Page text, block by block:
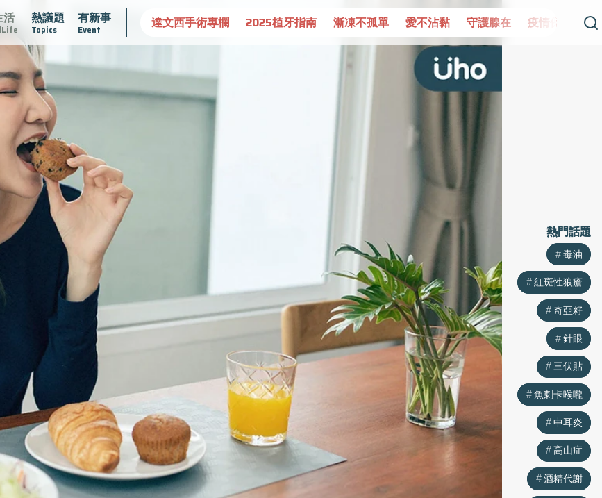
活 熱議題
Topics
有新事
Event
守護骨骼健康 達文西手術專欄 2025植牙指南 漸凍不孤單 愛不沾黏 守護腺在 疫情保衛戰 再生醫學
熱門話題
毒油
紅斑性狼瘡
奇亞籽
針眼
三伏貼
魚刺卡喉嚨
中耳炎
高山症
酒精代謝
熱門話題
毒油
紅斑性狼瘡
奇亞籽
針眼
三伏貼
魚刺卡喉嚨
中耳炎
高山症
酒精代謝